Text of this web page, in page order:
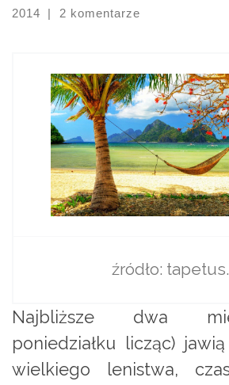
2014
| 2 komentarze
źródło:
Najbliższe dwa
poniedziałku licząc)
wielkiego lenistwa,